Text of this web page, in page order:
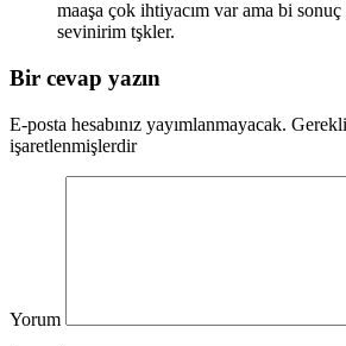
maaşa çok ihtiyacım var ama bi sonuç
sevinirim tşkler.
Bir cevap yazın
E-posta hesabınız yayımlanmayacak.
işaretlenmişlerdir
Yorum